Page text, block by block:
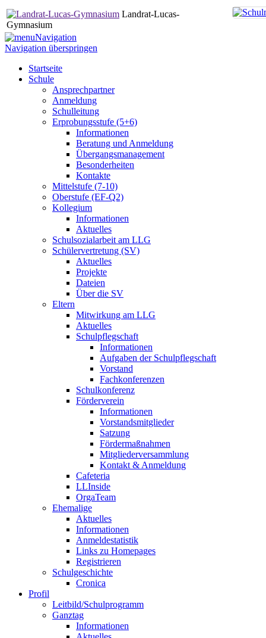
Landrat-Lucas-
Gymnasium
Navigation
Navigation überspringen
Startseite
Schule
Ansprechpartner
Anmeldung
Schulleitung
Erprobungsstufe (5+6)
Informationen
Beratung und Anmeldung
Übergangsmanagement
Besonderheiten
Kontakte
Mittelstufe (7-10)
Oberstufe (EF-Q2)
Kollegium
Informationen
Aktuelles
Schulsozialarbeit am LLG
Schülervertretung (SV)
Aktuelles
Projekte
Dateien
Über die SV
Eltern
Mitwirkung am LLG
Aktuelles
Schulpflegschaft
Informationen
Aufgaben der Schulpflegschaft
Vorstand
Fachkonferenzen
Schulkonferenz
Förderverein
Informationen
Vorstandsmitglieder
Satzung
Fördermaßnahmen
Mitgliederversammlung
Kontakt & Anmeldung
Cafeteria
LLInside
OrgaTeam
Ehemalige
Aktuelles
Informationen
Anmeldestatistik
Links zu Homepages
Registrieren
Schulgeschichte
Cronica
Profil
Leitbild/Schulprogramm
Ganztag
Informationen